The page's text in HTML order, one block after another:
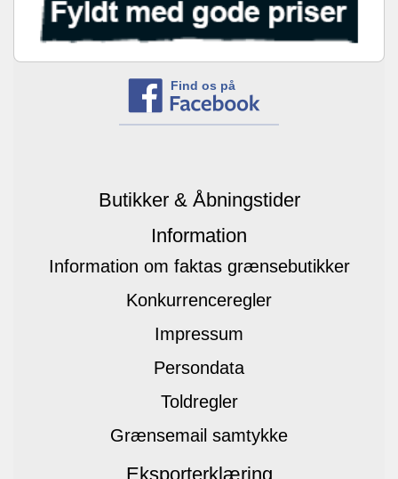
Find os på
Butikker & Åbningstider
Information
Information om faktas grænsebutikker
Konkurrenceregler
Impressum
Persondata
Toldregler
Grænsemail samtykke
Eksporterklæring